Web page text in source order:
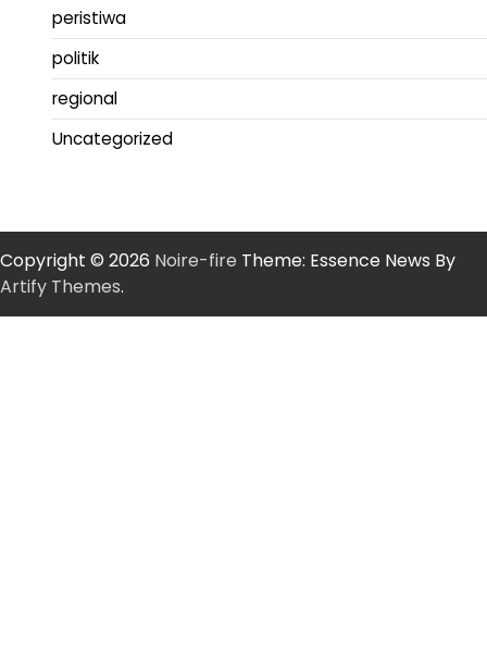
peristiwa
politik
regional
Uncategorized
Copyright © 2026 Noire-fire Theme: Essence News By
Artify Themes.